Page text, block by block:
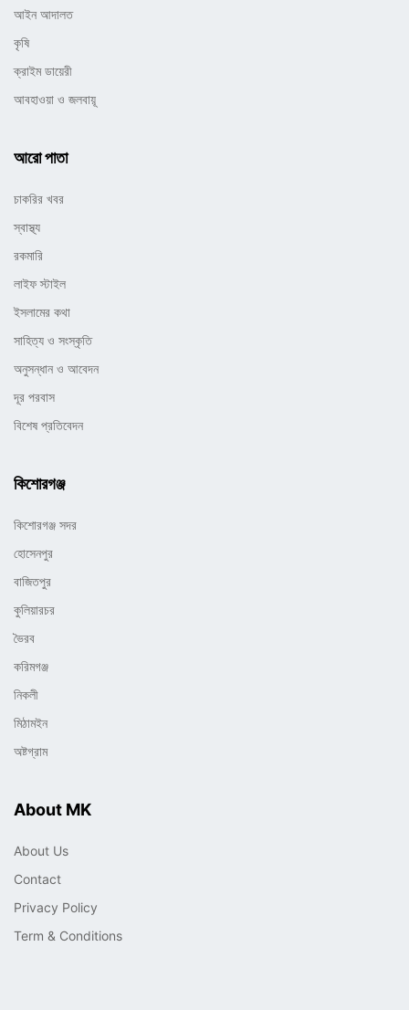
আইন আদালত
কৃষি
ক্রাইম ডায়েরী
আবহাওয়া ও জলবায়ূ
আরো পাতা
চাকরির খবর
স্বাস্থ্য
রকমারি
লাইফ স্টাইল
ইসলামের কথা
সাহিত্য ও সংস্কৃতি
অনুসন্ধান ও আবেদন
দূর পরবাস
বিশেষ প্রতিবেদন
কিশোরগঞ্জ
কিশোরগঞ্জ সদর
হোসেনপুর
বাজিতপুর
কুলিয়ারচর
ভৈরব
করিমগঞ্জ
নিকলী
মিঠামইন
অষ্টগ্রাম
About MK
About Us
Contact
Privacy Policy
Term & Conditions